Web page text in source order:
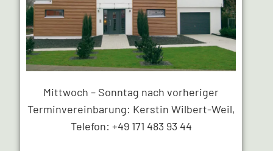
Mittwoch – Sonntag nach vorheriger
Terminvereinbarung: Kerstin Wilbert-Weil,
Telefon: +49 171 483 93 44